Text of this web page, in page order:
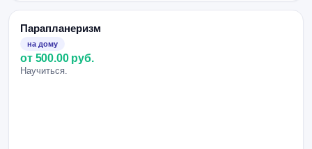
Парапланеризм
на дому
от 500.00 руб.
Научиться.